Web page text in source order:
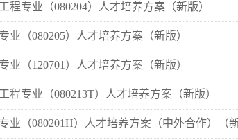
程专业（080204）人才培养方案（新版）
业（080205）人才培养方案（新版）
业（120701）人才培养方案（新版）
程专业（080213T）人才培养方案（新版）
业（080201H）人才培养方案（中外合作）（新